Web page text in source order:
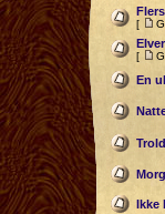
[
[
En
Ikke